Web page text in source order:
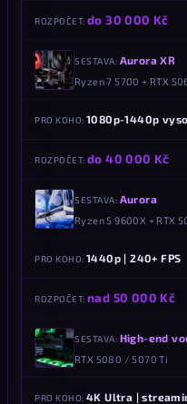
ROZPOČET do 30 000 Kč
SESTAVA Aurora XR
Ryzen 7 5700 + RTX
PRO KOHO 1080p-1440p
ROZPOČET do 40 000 Kč
SESTAVA Aurora
Ryzen 5 9600X + RTX
PRO KOHO 1440p | 240+ FPS
ROZPOČET nad 50 000 Kč
SESTAVA High-end
RTX 5080 / 5070 Ti
PRO KOHO 4K Ultra |